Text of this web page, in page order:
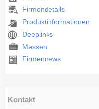
Firmendetails
Produktinformationen
Deeplinks
Messen
Firmennews
Kontakt